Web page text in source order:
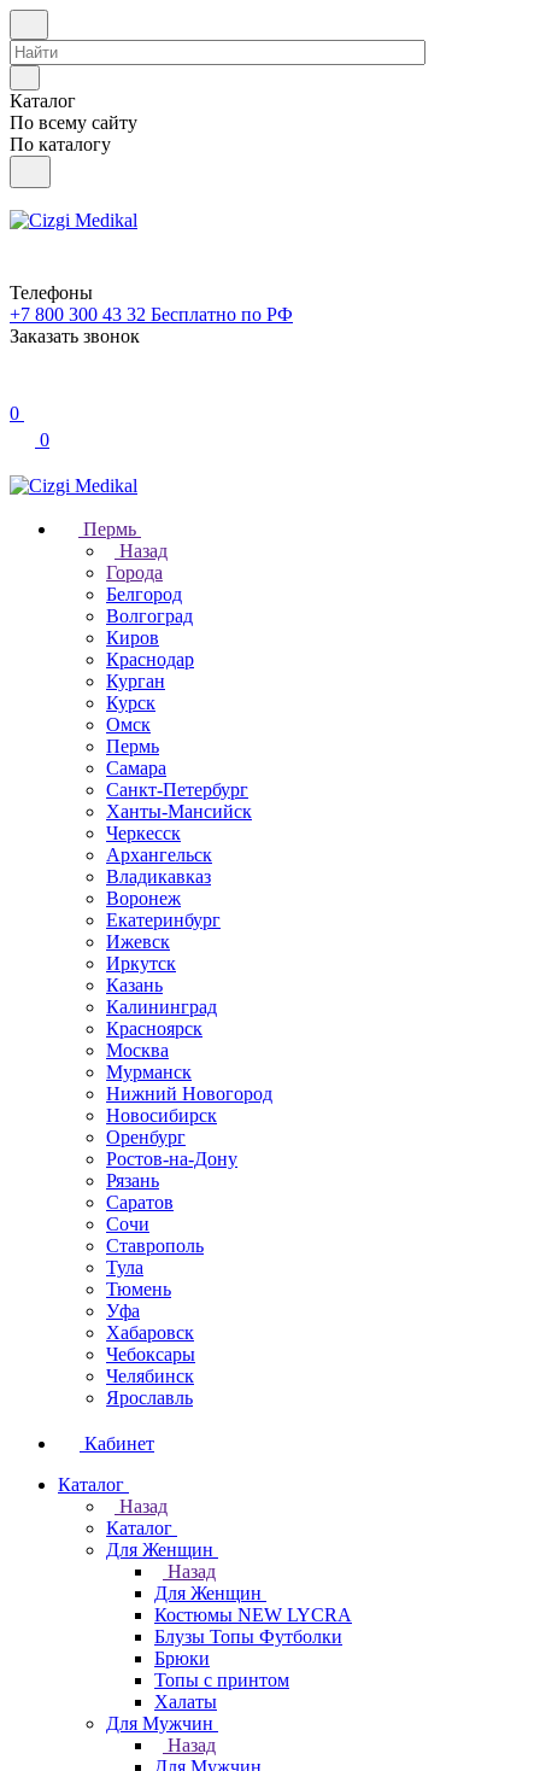
Каталог
По всему сайту
По каталогу
Телефоны
+7 800 300 43 32 Бесплатно по РФ
Заказать звонок
0
0
Пермь
Назад
Города
Белгород
Волгоград
Киров
Краснодар
Курган
Курск
Омск
Пермь
Самара
Санкт-Петербург
Ханты-Мансийск
Черкесск
Архангельск
Владикавказ
Воронеж
Екатеринбург
Ижевск
Иркутск
Казань
Калининград
Красноярск
Москва
Мурманск
Нижний Новогород
Новосибирск
Оренбург
Ростов-на-Дону
Рязань
Саратов
Сочи
Ставрополь
Тула
Тюмень
Уфа
Хабаровск
Чебоксары
Челябинск
Ярославль
Кабинет
Каталог
Назад
Каталог
Для Женщин
Назад
Для Женщин
Костюмы NEW LYCRA
Блузы Топы Футболки
Брюки
Топы с принтом
Халаты
Для Мужчин
Назад
Для Мужчин